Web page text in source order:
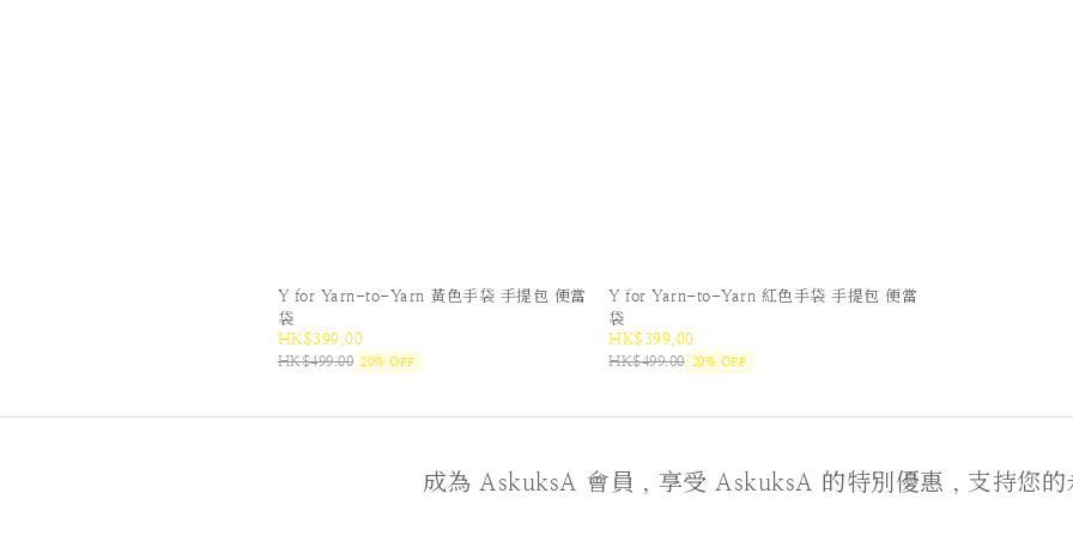
Y for Yarn-to-Yarn 黃色手袋 手提包 便當
袋
HK$399.00
HK$499.00 20% OFF
Y for Yarn-to-Yarn 紅色手袋 手提包 便當
袋
HK$399.00
HK$499.00 20% OFF
成為 AskuksA 會員，享受 AskuksA 的特別優惠，支持您的